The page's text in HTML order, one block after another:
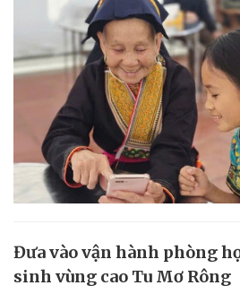
Đưa vào vận hành phòng
sinh vùng cao Tu Mơ Rông